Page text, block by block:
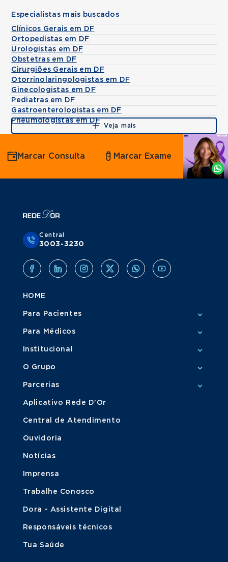
Especialistas mais buscados
Clínicos Gerais em DF
Ortopedistas em DF
Urologistas em DF
Obstetras em DF
Cirurgiões Gerais em DF
Otorrinolaringologistas em DF
Ginecologistas em DF
Pediatras em DF
Gastroenterologistas em DF
Pneumologistas em DF
Veja mais
Agende
por
Whatsapp
Marcar Consulta Marcar Exame
Central
3003-3230
HOME
Para Pacientes
Para Médicos
Institucional
O Grupo
Parcerias
Aplicativo Rede D'Or
Central de Atendimento
Ouvidoria
Notícias
Imprensa
Trabalhe Conosco
Dora - Assistente Digital
Responsáveis técnicos
Tua Saúde